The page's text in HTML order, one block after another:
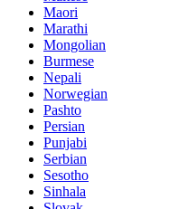
Maori
Marathi
Mongolian
Burmese
Nepali
Norwegian
Pashto
Persian
Punjabi
Serbian
Sesotho
Sinhala